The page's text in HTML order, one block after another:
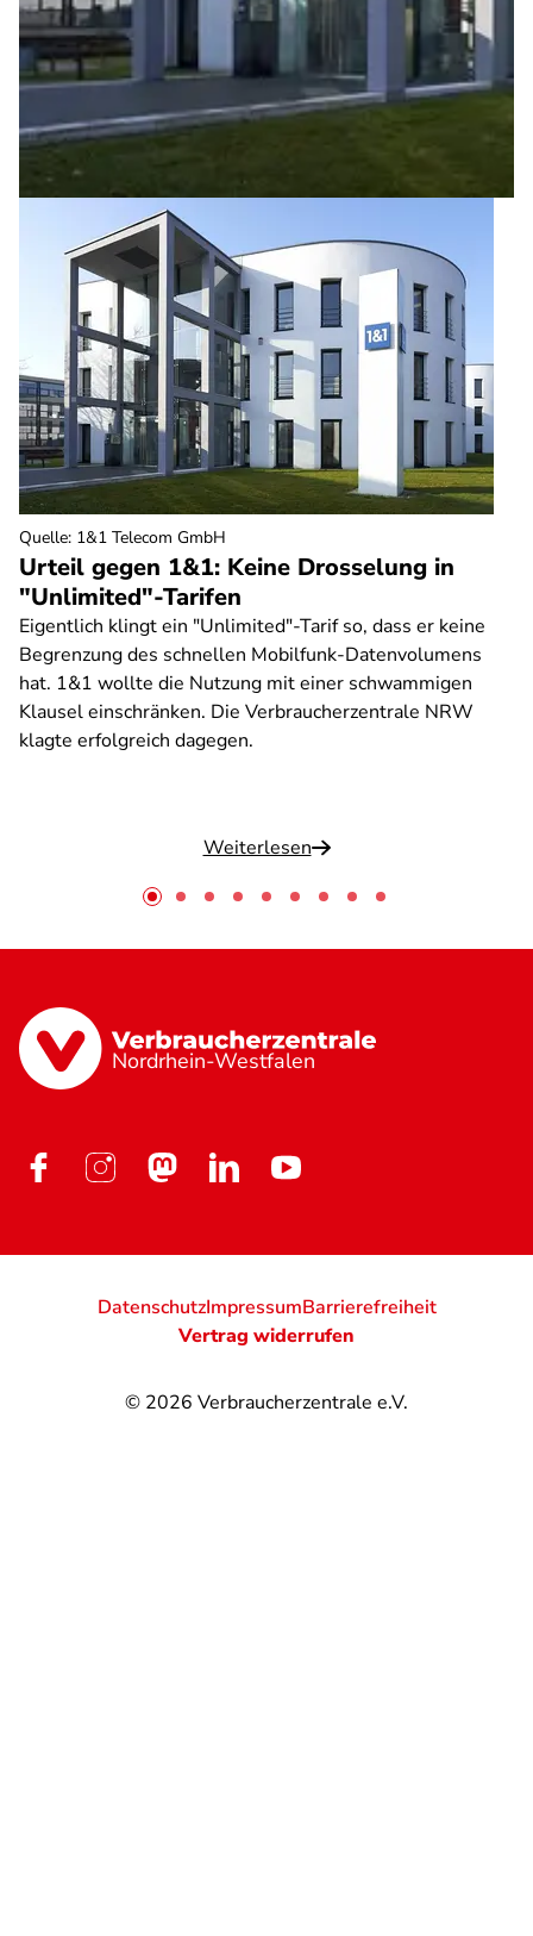
Urteil gegen 1&1: Keine Drosselung in
"Unlimited"-Tarifen
Eigentlich klingt ein "Unlimited"-Tarif so, dass er keine
Begrenzung des schnellen Mobilfunk-Datenvolumens
hat. 1&1 wollte die Nutzung mit einer schwammigen
Klausel einschränken. Die Verbraucherzentrale NRW
klagte erfolgreich dagegen.
Weiterlesen
Quelle: 1&1 Telecom GmbH
Nordrhein-Westfalen
© 2026 Verbraucherzentrale e.V.
DatenschutzImpressumBarrierefreiheit
Vertrag widerrufen